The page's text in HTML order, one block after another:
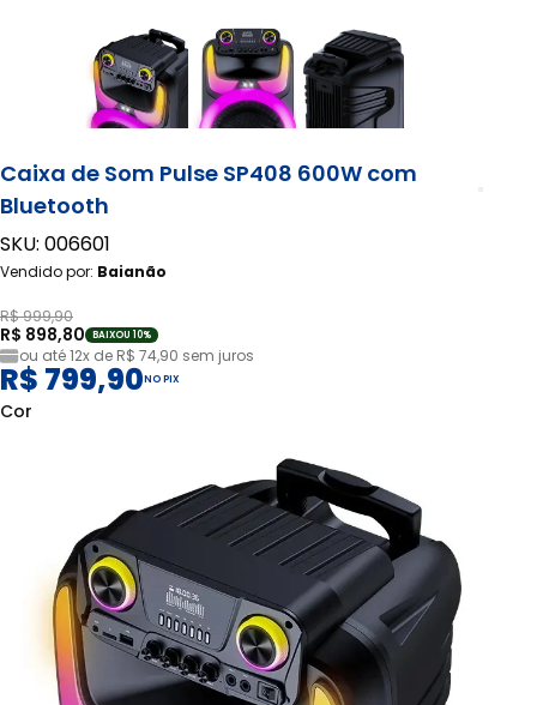
Caixa de Som Pulse SP408 600W com
Bluetooth
SKU: 006601
Vendido por: Baianão
R$ 999,90
R$ 898,80 BAIXOU 10%
ou até12x de R$ 74,90 sem juros
R$ 799,90NO PIX
Cor